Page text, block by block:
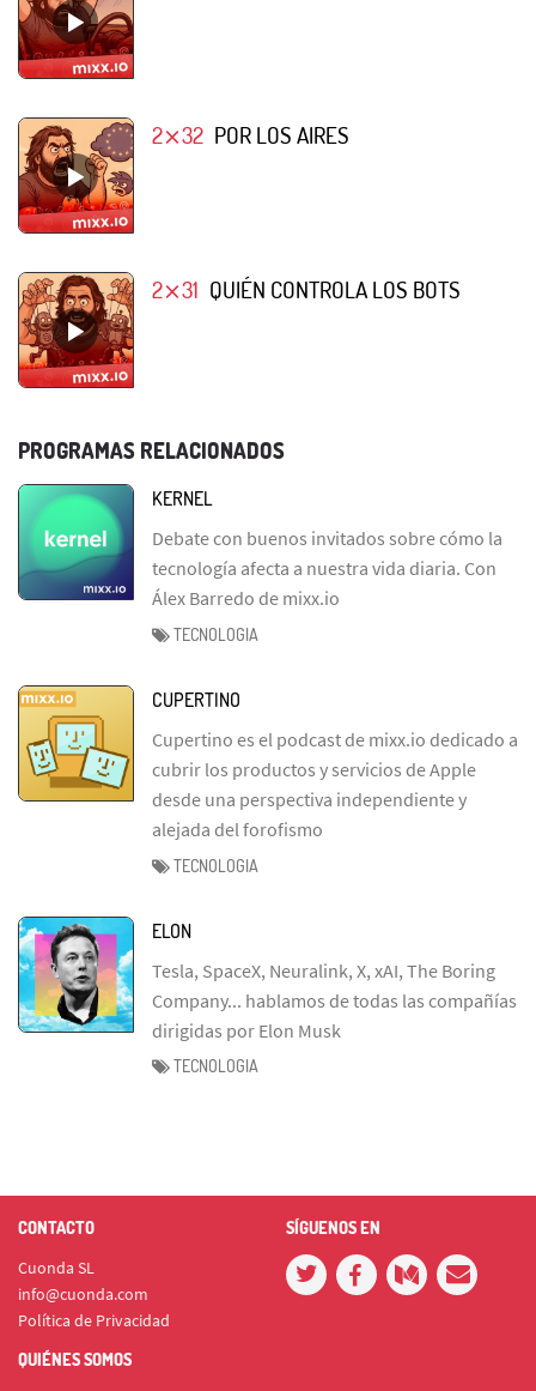
2⨯32 POR LOS AIRES
2⨯31 QUIÉN CONTROLA LOS BOTS
PROGRAMAS RELACIONADOS
KERNEL
Debate con buenos invitados sobre cómo la
tecnología afecta a nuestra vida diaria. Con
Álex Barredo de mixx.io
TECNOLOGIA
CUPERTINO
Cupertino es el podcast de mixx.io dedicado a
cubrir los productos y servicios de Apple
desde una perspectiva independiente y
alejada del forofismo
TECNOLOGIA
ELON
Tesla, SpaceX, Neuralink, X, xAI, The Boring
Company... hablamos de todas las compañías
dirigidas por Elon Musk
TECNOLOGIA
CONTACTO
Cuonda SL
info@cuonda.com
Política de Privacidad
SÍGUENOS EN
QUIÉNES SOMOS